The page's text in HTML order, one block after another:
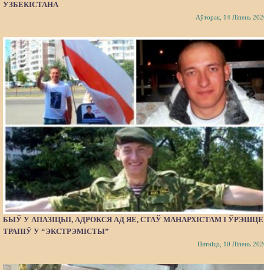
УЗБЕКІСТАНА
Аўторак, 14 Ліпень
БЫЎ У АПАЗІЦЫІ, АДРОКСЯ АД ЯЕ, СТАЎ МАНАРХІСТАМ І ЎРЭШЦЕ
ТРАПІЎ У “ЭКСТРЭМІСТЫ”
Пятніца, 10 Ліпень